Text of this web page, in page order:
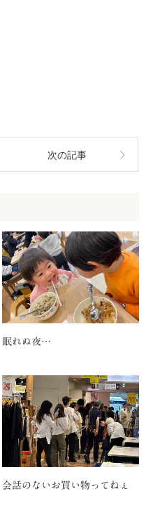
次の記事
眠れぬ夜…
会話のないお買い物ってねぇ